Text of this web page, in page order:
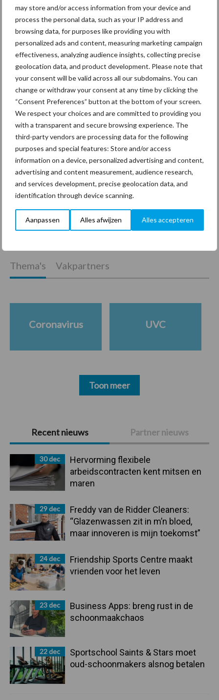
may store and/or access information from your device and
process the personal data, such as your IP address and
browsing data, for purposes like providing you with
personalized ads and content, measuring marketing campaign
effectiveness, analyzing audience insights, collecting precise
geolocation data, and product development. Please note that
your consent will be valid across all our subdomains. You can
change or withdraw your consent at any time by clicking the
“Consent Preferences” button at the bottom of your screen.
We respect your choices and are committed to providing you
with a transparent and secure browsing experience. The
third-party vendors are processing data for the following
purposes and special features: Store and/or access
information on a device, personalized advertising and content,
advertising and content measurement, audience research,
and services development, precise geolocation data, and
identification through device scanning.
Aanpassen Alles afwijzen Alles accepteren
Primaire
Sidebar
Recent nieuws Partner nieuws
30 dec
Hervorming flexibele
arbeidscontracten kent mitsen en
maren
29 dec
Freddy van de Ridder Cleaners:
“Glazenwassen zit in m’n bloed,
maar innoveren is mijn toekomst”
24 dec
Friendship Sports Centre maakt
vrienden voor het leven
23 dec
Business Apps: breng rust in de
schoonmaakchaos
22 dec
Sportschool Saints & Stars moet
oud-schoonmakers alsnog betalen
Aanbevolen voor jou! Lees meer
Van onze partner Innovi
Beetle veegrobot: jouw
slimme hulp op de
werkvloer
Van onze partner The Legal
Company
Bescherming van
persoonsgegevens: grip op
de risico’s
Hervorming flexibele
arbeidscontracten kent
mitsen en maren
Thema's Vakpartners
Coronavirus UVC
Toon meer